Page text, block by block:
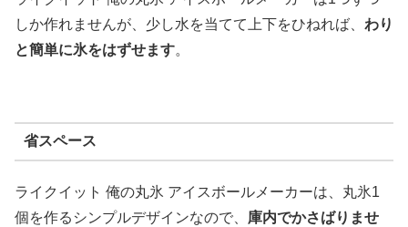
しか作れませんが、少し水を当てて上下をひねれば、 わり
と簡単に氷をはずせます。
省スペース
ライクイット 俺の丸氷 アイスボールメーカーは、丸氷1
個を作るシンプルデザインなので、 庫内でかさばりませ